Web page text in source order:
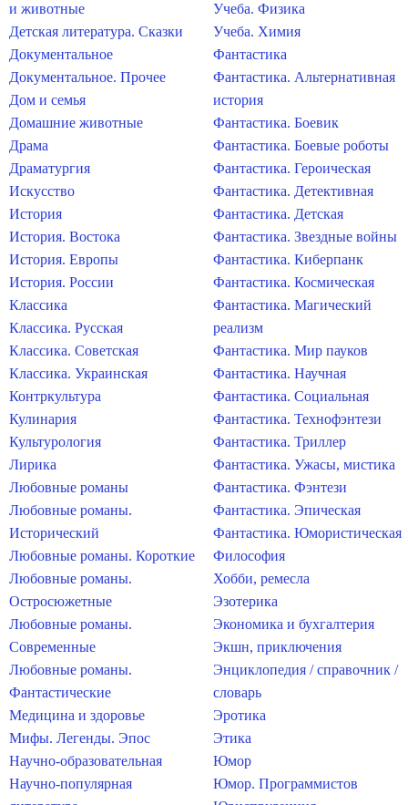
и животные
Детская литература. Сказки
Документальное
Документальное. Прочее
Дом и семья
Домашние животные
Драма
Драматургия
Искусство
История
История. Востока
История. Европы
История. России
Классика
Классика. Русская
Классика. Советская
Классика. Украинская
Контркультура
Кулинария
Культурология
Лирика
Любовные романы
Любовные романы.
Исторический
Любовные романы. Короткие
Любовные романы.
Остросюжетные
Любовные романы.
Современные
Любовные романы.
Фантастические
Медицина и здоровье
Мифы. Легенды. Эпос
Научно-образовательная
Научно-популярная
Учеба. Физика
Учеба. Химия
Фантастика
Фантастика. Альтернативная
история
Фантастика. Боевик
Фантастика. Боевые роботы
Фантастика. Героическая
Фантастика. Детективная
Фантастика. Детская
Фантастика. Звездные войны
Фантастика. Киберпанк
Фантастика. Космическая
Фантастика. Магический
реализм
Фантастика. Мир пауков
Фантастика. Научная
Фантастика. Социальная
Фантастика. Технофэнтези
Фантастика. Триллер
Фантастика. Ужасы, мистика
Фантастика. Фэнтези
Фантастика. Эпическая
Фантастика. Юмористическая
Философия
Хобби, ремесла
Эзотерика
Экономика и бухгалтерия
Экшн, приключения
Энциклопедия / справочник /
словарь
Эротика
Этика
Юмор
Юмор. Программистов